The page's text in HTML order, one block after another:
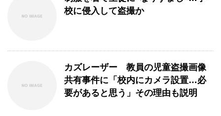
校に侵入して盗撮か
カズレーザー 教員の児童盗撮画像
共有事件に「校内にカメラ設置…必
要があると思う」その理由も説明